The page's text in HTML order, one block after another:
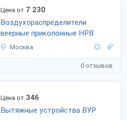
Цена от 7 230
Воздухораспределители
веерные приколонные НРВ
Москва
0 отзывов
Цена от 346
Вытяжные устройства ВУР